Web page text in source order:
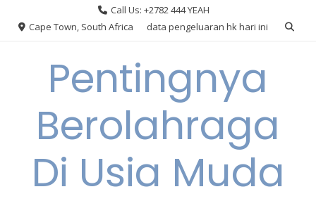
Call Us: +2782 444 YEAH
Cape Town, South Africa
data pengeluaran hk hari ini
Pentingnya
Berolahraga
Di Usia Muda